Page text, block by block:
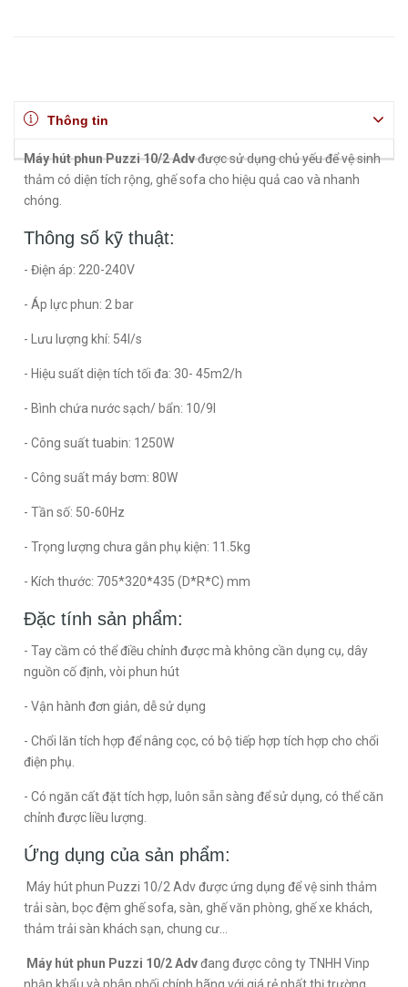
Thông tin
Máy hút phun Puzzi 10/2 Advđược sử dụng chủ yếu để vệ sinh
thảm có diện tích rộng, ghế sofa cho hiệu quả cao và nhanh
chóng.
Thông số kỹ thuật:
- Điện áp: 220-240V
- Áp lực phun: 2 bar
- Lưu lượng khí: 54l/s
- Hiệu suất diện tích tối đa: 30- 45m2/h
- Bình chứa nước sạch/ bẩn: 10/9l
- Công suất tuabin: 1250W
- Công suất máy bơm: 80W
- Tần số: 50-60Hz
- Trọng lượng chưa gắn phụ kiện: 11.5kg
- Kích thước: 705*320*435 (D*R*C) mm
Đặc tính sản phẩm:
- Tay cầm có thể điều chỉnh được mà không cần dụng cụ, dây
nguồn cố định, vòi phun hút
- Vận hành đơn giản, dễ sử dụng
- Chổi lăn tích hợp để nâng cọc, có bộ tiếp hợp tích hợp cho chổi
điện phụ.
- Có ngăn cất đặt tích hợp, luôn sẵn sàng để sử dụng, có thể căn
chỉnh được liều lượng.
Ứng dụng của sản phẩm:
Máy hút phun Puzzi 10/2 Adv được ứng dụng để vệ sinh thảm
trải sàn, bọc đệm ghế sofa, sàn, ghế văn phòng, ghế xe khách,
thảm trải sàn khách sạn, chung cư...
Máy hút phun Puzzi 10/2 Advđang được công ty TNHH Vinp